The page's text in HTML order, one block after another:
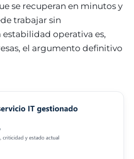
se recuperan en minutos y
trabajar sin
estabilidad operativa es,
el argumento definitivo